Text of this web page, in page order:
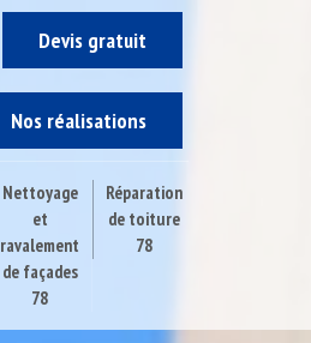
Devis gratuit
Nos réalisations
Nettoyage
et
ravalement
de façades
78
Réparation
de toiture
78